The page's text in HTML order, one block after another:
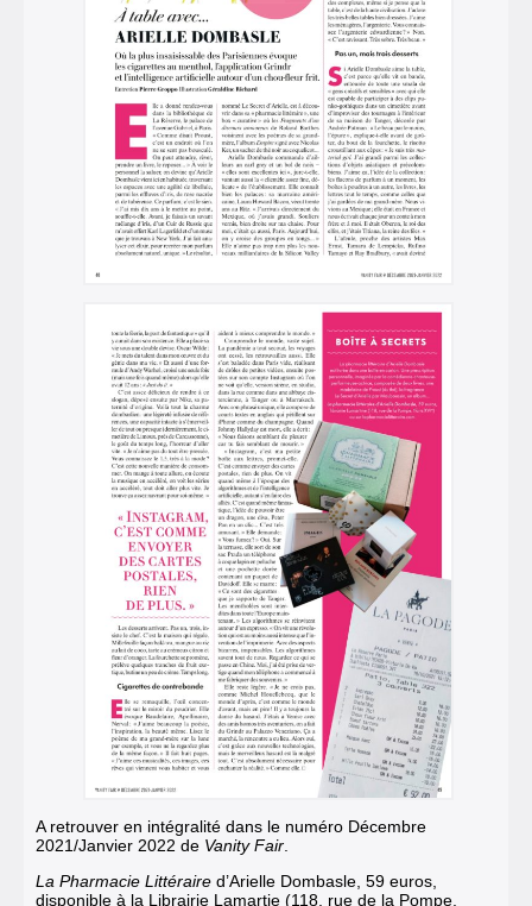
A retrouver en intégralité dans le numéro Décembre
2021/Janvier 2022 de Vanity Fair.
La Pharmacie Littéraire d’Arielle Dombasle, 59 euros,
disponible à la Librairie Lamartie (118, rue de la Pompe,